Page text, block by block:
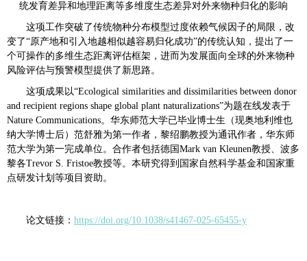
统发育差异和地理距离等多维度生态差异对外来物种归化的影响
这项工作突破了传统物种分布模型过度依赖气候因子的局限，改
变了“原产地和引入地越相似越容易归化成功”的传统认知，提出了一
个可操作的多维生态距离评估框架，进而为发展面向全球的外来物种
风险评估与预警模型提供了新思路。
这项成果以“Ecological similarities and dissimilarities between donor
and recipient regions shape global plant naturalizations”为题在线发表于
Nature Communications。华东师范大学已毕业博士生（现奥地利维也
纳大学博士后）范舒雅为第一作者，黎绍鹏教授为通讯作者，华东师
范大学为第一完成单位。合作者包括德国Mark van Kleunen教授、波多
黎各Trevor S. Fristoe教授等。本研究得到国家自然科学基金和国家重
点研发计划等项目资助。
论文链接： https://doi.org/10.1038/s41467-025-65455-y